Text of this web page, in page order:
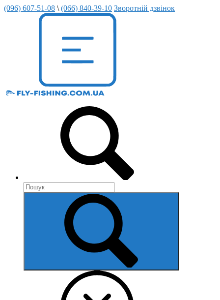
(096) 607-51-08 \ (066) 840-39-10 Зворотній дзвінок